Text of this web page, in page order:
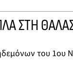
ΣΤΗ
του 1ου